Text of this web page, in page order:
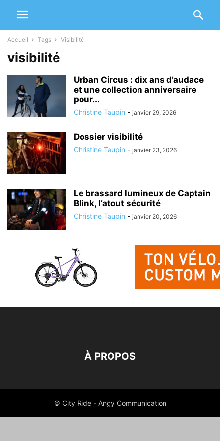
Accueil Tags Visibilité
visibilité
Urban Circus : dix ans d’audace
et une collection anniversaire
pour...
Christine Taupin - janvier 29, 2026
Dossier visibilité
Christine Taupin - janvier 23, 2026
Le brassard lumineux de Captain
Blink, l’atout sécurité
Christine Taupin - janvier 20, 2026
À PROPOS
© City Ride - Angy Communication